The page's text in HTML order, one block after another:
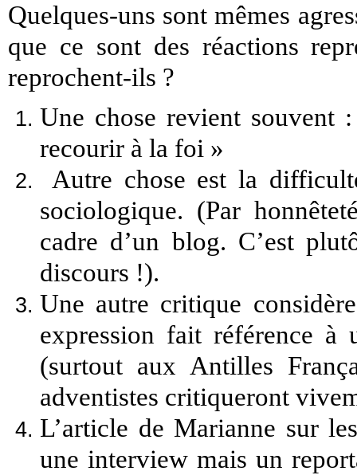
Quelques-uns sont mêmes
que ce sont des réactions
reprochent-ils ?
Une chose revient
recourir à la foi »
Autre chose est la
sociologique. (Par
cadre d’un blog. C’est
discours !).
Une autre critique
expression fait référence à
(surtout aux Antilles
adventistes critiqueront
L’article de Marianne sur
une interview mais un